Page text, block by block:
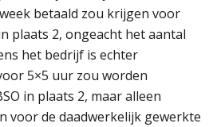
betaald zou krijgen voor
plaats 2, ongeacht het aantal
het bedrijf is echter
5×5 uur zou worden
in plaats 2, maar alleen
voor de daadwerkelijk gewerkte